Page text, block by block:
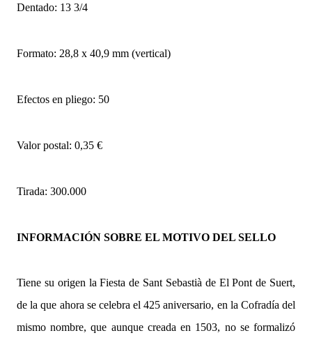
Dentado: 13 3/4
Formato: 28,8 x 40,9 mm (vertical)
Efectos en pliego: 50
Valor postal: 0,35 €
Tirada: 300.000
INFORMACIÓN SOBRE EL MOTIVO DEL SELLO
Tiene su origen la Fiesta de Sant Sebastià de El Pont de Suert,
de la que ahora se celebra el 425 aniversario, en la Cofradía del
mismo nombre, que aunque creada en 1503, no se formalizó